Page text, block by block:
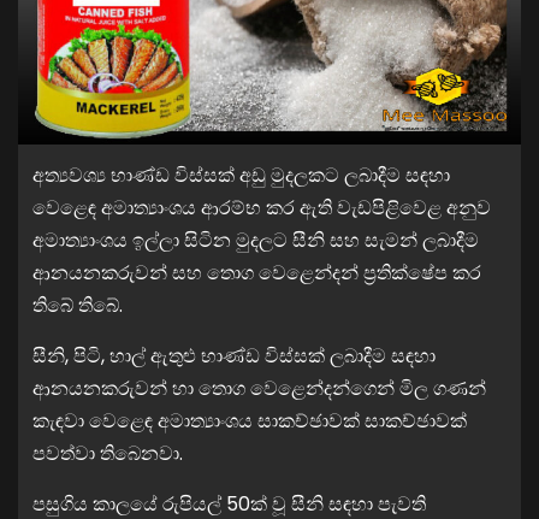
අත්‍යවශ්‍ය භාණ්ඩ විස්සක් අඩු මුදලකට ලබාදීම සඳහා
වෙළෙඳ අමාත්‍යාංශය ආරම්භ කර ඇති වැඩපිළිවෙළ අනුව
අමාත්‍යාංශය ඉල්ලා සිටින මුදලට සීනි සහ සැමන් ලබාදීම
ආනයනකරුවන් සහ තොග වෙළෙන්දන් ප්‍රතික්ෂේප කර
තිබේ තිබේ.
සීනි, පිටි, හාල් ඇතුළු භාණ්ඩ විස්සක් ලබාදීම සඳහා
ආනයනකරුවන් හා තොග වෙළෙන්දන්ගෙන් මිල ගණන්
කැඳවා වෙළෙඳ අමාත්‍යාංශය සාකච්ඡාවක් සාකච්ඡාවක්
පවත්වා තිබෙනවා.
පසුගිය කාලයේ රුපියල් 50ක් වූ සීනි සඳහා පැවති